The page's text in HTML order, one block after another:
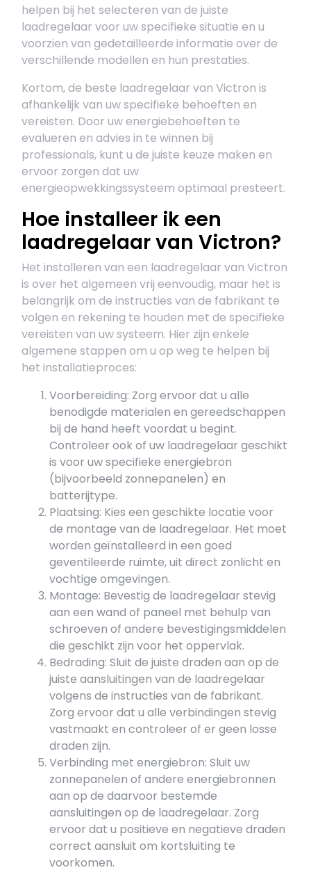
helpen bij het selecteren van de juiste
laadregelaar voor uw specifieke situatie en u
voorzien van gedetailleerde informatie over de
verschillende modellen en hun prestaties.
Kortom, de beste laadregelaar van Victron is
afhankelijk van uw specifieke behoeften en
vereisten. Door uw energiebehoeften te
evalueren en advies in te winnen bij
professionals, kunt u de juiste keuze maken en
ervoor zorgen dat uw
energieopwekkingssysteem optimaal presteert.
Hoe installeer ik een
laadregelaar van Victron?
Het installeren van een laadregelaar van Victron
is over het algemeen vrij eenvoudig, maar het is
belangrijk om de instructies van de fabrikant te
volgen en rekening te houden met de specifieke
vereisten van uw systeem. Hier zijn enkele
algemene stappen om u op weg te helpen bij
het installatieproces:
Voorbereiding: Zorg ervoor dat u alle
benodigde materialen en gereedschappen
bij de hand heeft voordat u begint.
Controleer ook of uw laadregelaar geschikt
is voor uw specifieke energiebron
(bijvoorbeeld zonnepanelen) en
batterijtype.
Plaatsing: Kies een geschikte locatie voor
de montage van de laadregelaar. Het moet
worden geïnstalleerd in een goed
geventileerde ruimte, uit direct zonlicht en
vochtige omgevingen.
Montage: Bevestig de laadregelaar stevig
aan een wand of paneel met behulp van
schroeven of andere bevestigingsmiddelen
die geschikt zijn voor het oppervlak.
Bedrading: Sluit de juiste draden aan op de
juiste aansluitingen van de laadregelaar
volgens de instructies van de fabrikant.
Zorg ervoor dat u alle verbindingen stevig
vastmaakt en controleer of er geen losse
draden zijn.
Verbinding met energiebron: Sluit uw
zonnepanelen of andere energiebronnen
aan op de daarvoor bestemde
aansluitingen op de laadregelaar. Zorg
ervoor dat u positieve en negatieve draden
correct aansluit om kortsluiting te
voorkomen.